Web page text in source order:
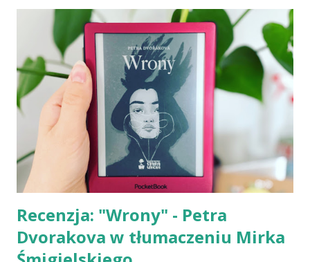
przekazać, że przy nim nic złego mnie nie spotka... a ja mu
wierzyłam. Fala nagłego poczucia bezpieczeństwa spłynęła
po mnie niczym strumień gorącej wody, ogrzewając moje
zlodowaciałe ciało. Staliśmy w tym uścisku, dopóki moje
drżenie nie ustało. - Idziemy na policję - szepnął mi do
ucha, a na karku poczułam kojący dotyk jego dłoni. - Nie -
powtórzyłam wyraźniej." - fragment powieści. Trochę
prywaty na początek: niewiele jest książek, w których
główną bohaterką...
Recenzja: "Wrony" - Petra
Dvorakova w tłumaczeniu Mirka